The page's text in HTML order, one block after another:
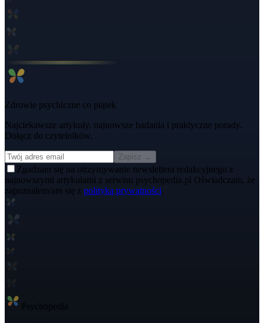
Zdrowie psychiczne co piątek
Najciekawsze artykuły, najnowsze badania i praktyczne porady.
Dołącz do czytelników.
Zapisz →
Zgadzam się na otrzymywanie newslettera redakcyjnego z
najnowszymi artykułami z serwisu psychopedia.pl Oświadczam, że
zapoznałem/am się z polityką prywatności.
Psycho pedia